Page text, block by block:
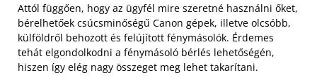
Attól függően, hogy az ügyfél mire szeretné használni őket,
bérelhetőek csúcsminőségű Canon gépek, illetve olcsóbb,
külföldről behozott és felújított fénymásolók. Érdemes
tehát elgondolkodni a fénymásoló bérlés lehetőségén,
hiszen így elég nagy összeget meg lehet takarítani.